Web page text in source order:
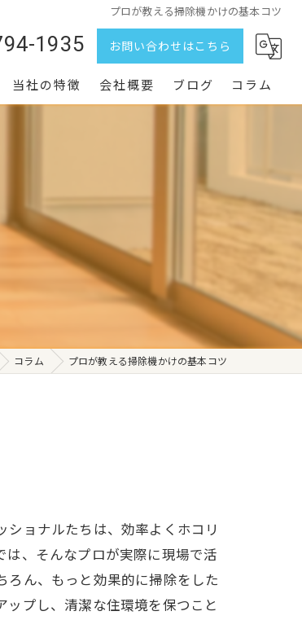
プロが教える掃除機かけの基本コツ
1935 お問い合わせはこちら
当社の特徴
定期清掃
エアコン
会社概要 ブログ コラム
コラム プロが教える掃除機かけの基本コツ
ョナルたちは、効率よくホコリ
は、そんなプロが実際に現場で活
ろん、もっと効果的に掃除をした
プし、清潔な住環境を保つこと